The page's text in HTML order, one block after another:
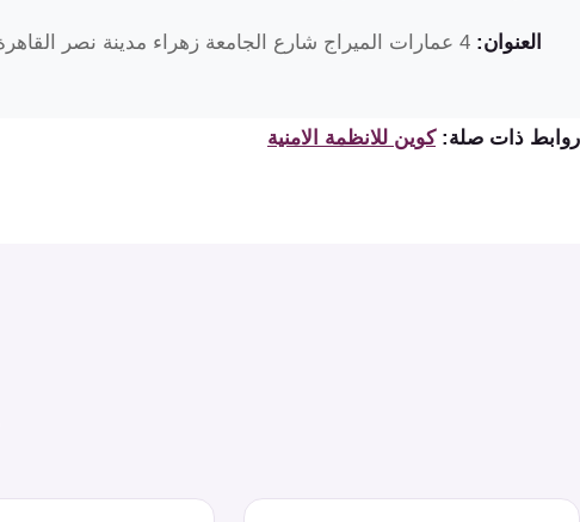
العنوان:
روابط ذات صلة: كوين للانظمة الامنية